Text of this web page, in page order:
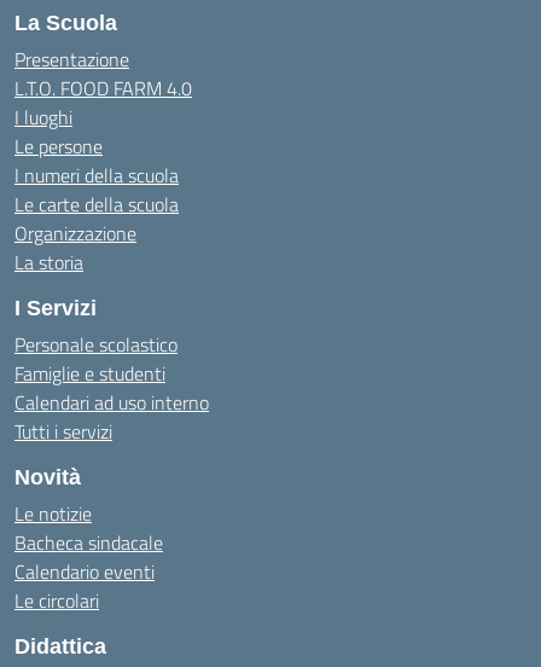
La Scuola
Presentazione
L.T.O. FOOD FARM 4.0
I luoghi
Le persone
I numeri della scuola
Le carte della scuola
Organizzazione
La storia
I Servizi
Personale scolastico
Famiglie e studenti
Calendari ad uso interno
Tutti i servizi
Novità
Le notizie
Bacheca sindacale
Calendario eventi
Le circolari
Didattica